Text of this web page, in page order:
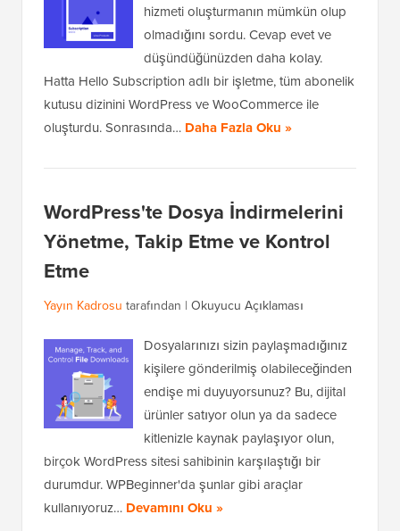
hizmeti oluşturmanın mümkün olup
olmadığını sordu. Cevap evet ve
düşündüğünüzden daha kolay.
Hatta Hello Subscription adlı bir işletme, tüm abonelik
kutusu dizinini WordPress ve WooCommerce ile
oluşturdu. Sonrasında… Daha Fazla Oku »
WordPress'te Dosya İndirmelerini
Yönetme, Takip Etme ve Kontrol
Etme
Yayın Kadrosu tarafından | Okuyucu Açıklaması
Dosyalarınızı sizin paylaşmadığınız
kişilere gönderilmiş olabileceğinden
endişe mi duyuyorsunuz? Bu, dijital
ürünler satıyor olun ya da sadece
kitlenizle kaynak paylaşıyor olun,
birçok WordPress sitesi sahibinin karşılaştığı bir
durumdur. WPBeginner'da şunlar gibi araçlar
kullanıyoruz… Devamını Oku »